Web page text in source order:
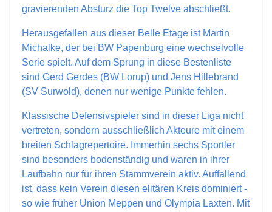
gravierenden Absturz die Top Twelve abschließt.
Herausgefallen aus dieser Belle Etage ist Martin
Michalke, der bei BW Papenburg eine wechselvolle
Serie spielt. Auf dem Sprung in diese Bestenliste
sind Gerd Gerdes (BW Lorup) und Jens Hillebrand
(SV Surwold), denen nur wenige Punkte fehlen.
Klassische Defensivspieler sind in dieser Liga nicht
vertreten, sondern ausschließlich Akteure mit einem
breiten Schlagrepertoire. Immerhin sechs Sportler
sind besonders bodenständig und waren in ihrer
Laufbahn nur für ihren Stammverein aktiv. Auffallend
ist, dass kein Verein diesen elitären Kreis dominiert -
so wie früher Union Meppen und Olympia Laxten. Mit